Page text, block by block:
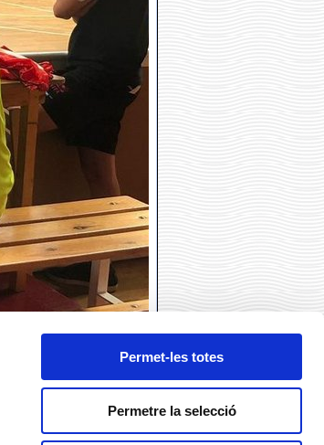
Permet-les totes
Permetre la selecció